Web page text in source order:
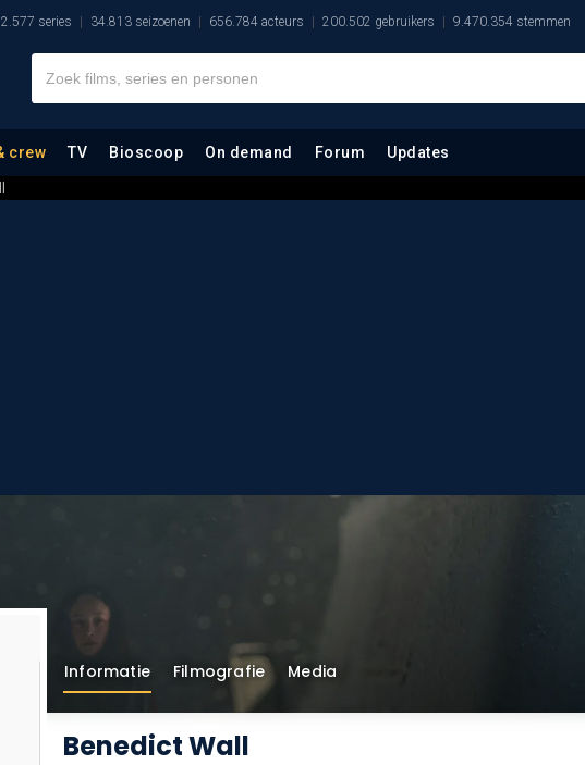
series 34.813 seizoenen 656.784 acteurs 200.502 gebruikers 9.470.354 stemmen
crew TV Bioscoop On demand Forum Updates
Informatie Filmografie Media
Benedict Wall